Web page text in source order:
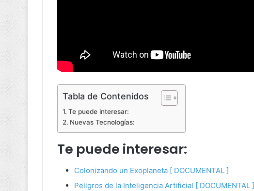
Tabla de Contenidos
Te puede interesar:
Nuevas Tecnologías:
Te puede interesar:
Colonizando un Exoplaneta [ DOCUMENTAL ]
Peligros de la Inteligencia Artificial [ DOCUMENTAL ]